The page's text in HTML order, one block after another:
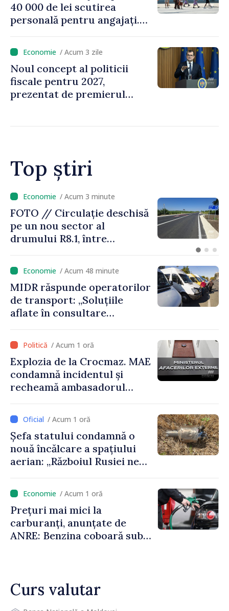
40 000 de lei scutirea
personală pentru angajați.
de milioane de lei îi lăsăm
oamenilor”/ Acum 3 zile
Noul concept al politicii
fiscale pentru 2027,
prezentat de premierul
Top știri
/ Acum 19 minute
Marea Dictare Națională va
fi organizată De Ziua Limbii
Române, în PMAN. Dan
semnificație aparte în acest
an”
/ Acum 48 minute
MIDR răspunde operatorilor
de transport: „Soluțiile
aflate în consultare
beneficieze de servicii
sigure, regulate și
accesibile”
/ Acum 1 oră
Explozia de la Crocmaz. MAE
condamnă incidentul și
recheamă ambasadorul
Moscova pentru consultări
/ Acum 1 oră
Șefa statului condamnă o
nouă încălcare a spațiului
aerian: „Războiul Rusiei ne
/ Acum 1 oră
Prețuri mai mici la
carburanți, anunțate de
ANRE: Benzina coboară sub
Curs valutar